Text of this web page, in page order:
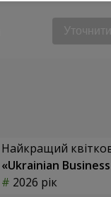
Уточнити
Найкращий
«Ukrainian
2026 рік